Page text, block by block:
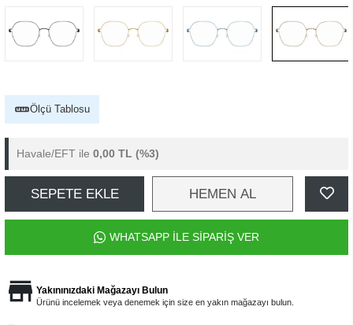
Ölçü Tablosu
Havale/EFT ile 0,00 TL (%3)
SEPETE EKLE HEMEN AL
WHATSAPP İLE SİPARİŞ VER
Yakınınızdaki Mağazayı Bulun
Ürünü incelemek veya denemek için size en yakın mağazayı bulun.